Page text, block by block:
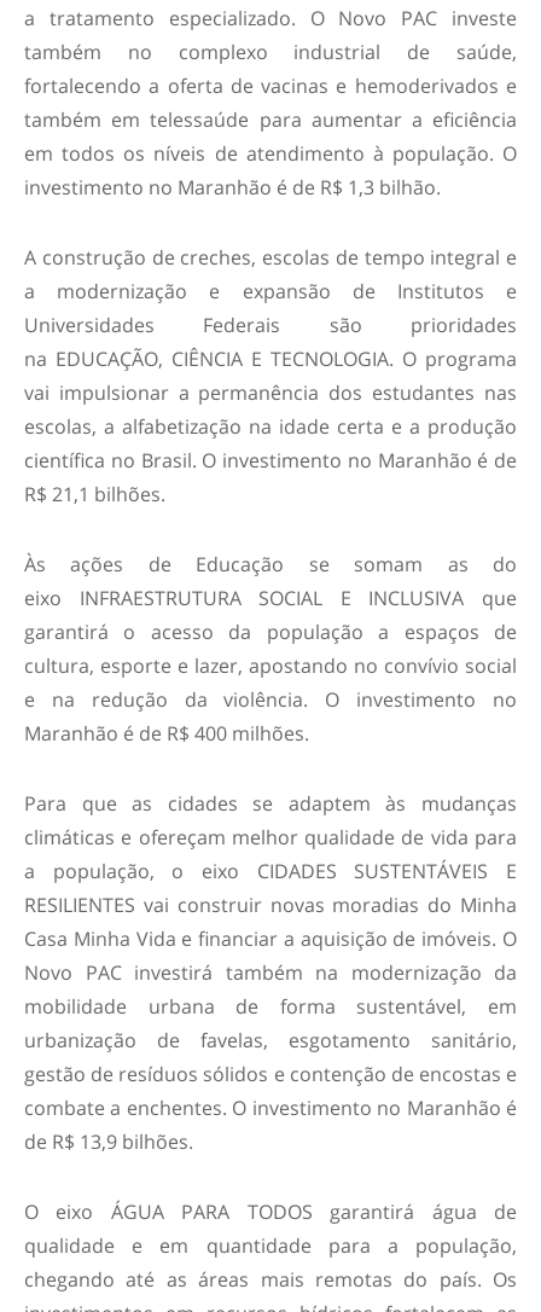
a tratamento especializado. O Novo PAC investe
também no complexo industrial de saúde,
fortalecendo a oferta de vacinas e hemoderivados e
também em telessaúde para aumentar a eficiência
em todos os níveis de atendimento à população. O
investimento no Maranhão é de R$ 1,3 bilhão.
A construção de creches, escolas de tempo integral e
a modernização e expansão de Institutos e
Universidades Federais são prioridades
na EDUCAÇÃO, CIÊNCIA E TECNOLOGIA. O programa
vai impulsionar a permanência dos estudantes nas
escolas, a alfabetização na idade certa e a produção
científica no Brasil. O investimento no Maranhão é de
R$ 21,1 bilhões.
Às ações de Educação se somam as do
eixo INFRAESTRUTURA SOCIAL E INCLUSIVA que
garantirá o acesso da população a espaços de
cultura, esporte e lazer, apostando no convívio social
e na redução da violência. O investimento no
Maranhão é de R$ 400 milhões.
Para que as cidades se adaptem às mudanças
climáticas e ofereçam melhor qualidade de vida para
a população, o eixo CIDADES SUSTENTÁVEIS E
RESILIENTES vai construir novas moradias do Minha
Casa Minha Vida e financiar a aquisição de imóveis. O
Novo PAC investirá também na modernização da
mobilidade urbana de forma sustentável, em
urbanização de favelas, esgotamento sanitário,
gestão de resíduos sólidos e contenção de encostas e
combate a enchentes. O investimento no Maranhão é
de R$ 13,9 bilhões.
O eixo ÁGUA PARA TODOS garantirá água de
qualidade e em quantidade para a população,
chegando até as áreas mais remotas do país. Os